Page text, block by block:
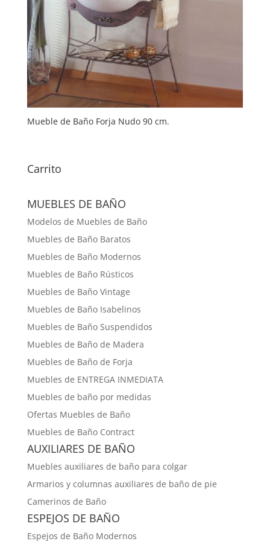
Mueble de Baño Forja Nudo 90 cm.
Carrito
MUEBLES DE BAÑO
Modelos de Muebles de Baño
Muebles de Baño Baratos
Muebles de Baño Modernos
Muebles de Baño Rústicos
Muebles de Baño Vintage
Muebles de Baño Isabelinos
Muebles de Baño Suspendidos
Muebles de Baño de Madera
Muebles de Baño de Forja
Muebles de ENTREGA INMEDIATA
Muebles de baño por medidas
Ofertas Muebles de Baño
Muebles de Baño Contract
AUXILIARES DE BAÑO
Muebles auxiliares de baño para colgar
Armarios y columnas auxiliares de baño de pie
Camerinos de Baño
ESPEJOS DE BAÑO
Espejos de Baño Modernos